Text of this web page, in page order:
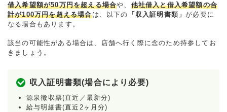
借入希望額が50万円を超える場合や、 他社借入と借入希望額の合
計が100万円を超える場合は、以下の 「収入証明書類」が必要に
なる場合もあります。
該当の可能性がある場合は、店舗へ行く際に念のため持参してお
きましょう。
収入証明書類(場合により必要)
源泉徴収票(直近／最新分)
給与明細書(直近2ヶ月分)